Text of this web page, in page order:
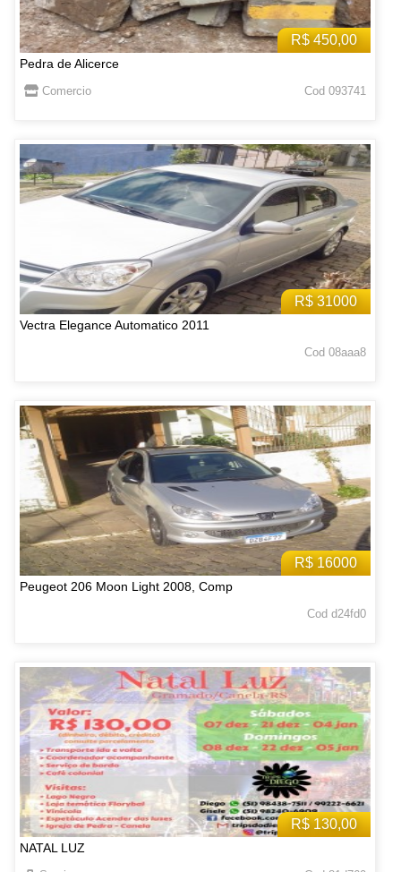
R$ 450,00
Pedra de Alicerce
Comercio Cod 093741
R$ 31000
Vectra Elegance Automatico 2011
Cod 08aaa8
R$ 16000
Peugeot 206 Moon Light 2008, Comp
Cod d24fd0
R$ 130,00
NATAL LUZ